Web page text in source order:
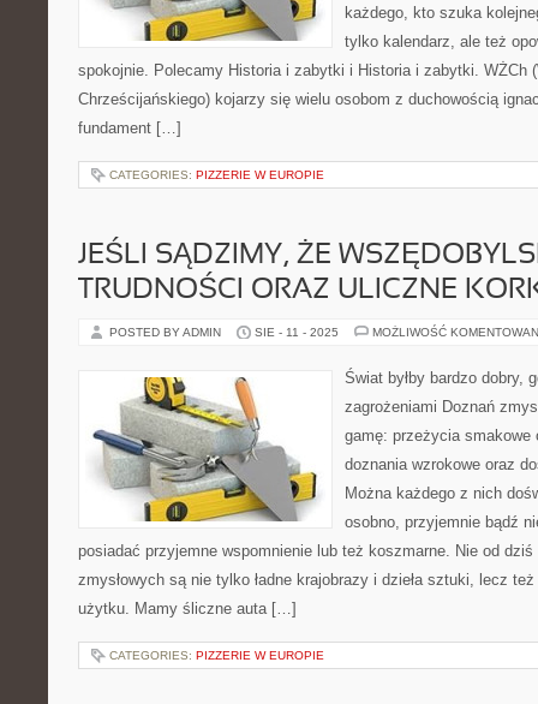
każdego, kto szuka
tylko kalendarz, ale też
spokojnie. Polecamy Historia i zabytki i Historia i zabytki. WŻCh
Chrześcijańskiego) kojarzy się wielu osobom z duchowością
fundament […]
CATEGORIES: PIZZERIE W EUROPIE
JEŚLI SĄDZIMY, ŻE
TRUDNOŚCI ORAZ ULICZNE
POSTED BY ADMIN SIE - 11 - 2025 MOŻLIWOŚĆ
Świat byłby bardzo dobry,
zagrożeniami Doznań
gamę: przeżycia smakowe
doznania wzrokowe oraz
Można każdego z nich
osobno, przyjemnie bądź
posiadać przyjemne wspomnienie lub też koszmarne. Nie od dziś
zmysłowych są nie tylko ładne krajobrazy i dzieła sztuki, lecz
użytku. Mamy śliczne auta […]
CATEGORIES: PIZZERIE W EUROPIE